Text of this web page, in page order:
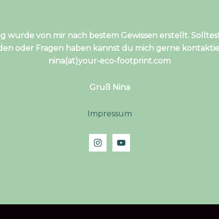
wurde von mir nach bestem Gewissen erstellt.
oder Fragen haben kannst du mich gerne
nina(at)your-eco-footprint.com
Gruß Nina
Impressum